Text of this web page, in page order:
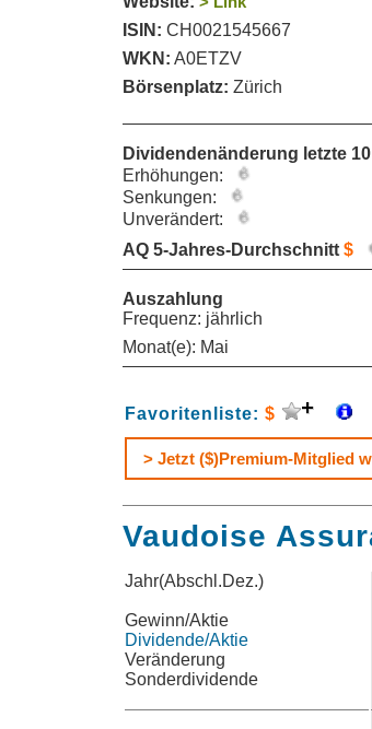
ISIN: CH0021545667
WKN: A0ETZV
Börsenplatz: Zürich
Dividendenänderung letzte
Erhöhungen:
Senkungen:
Unverändert:
AQ 5-Jahres-Durchschnitt $
Auszahlung
Frequenz: jährlich
Monat(e): Mai
Favoritenliste: $
> Jetzt ($)Premium-Mitglied
Vaudoise
Jahr(Abschl.Dez.)
Gewinn/Aktie
Dividende/Aktie
Veränderung
Sonderdividende